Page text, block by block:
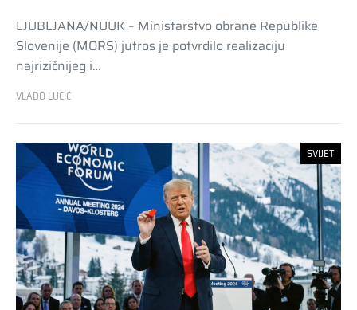
LJUBLJANA/NUUK – Ministarstvo obrane Republike
Slovenije (MORS) jutros je potvrdilo realizaciju
najrizičnijeg i…
VLADO LUCIĆ
SVIJET